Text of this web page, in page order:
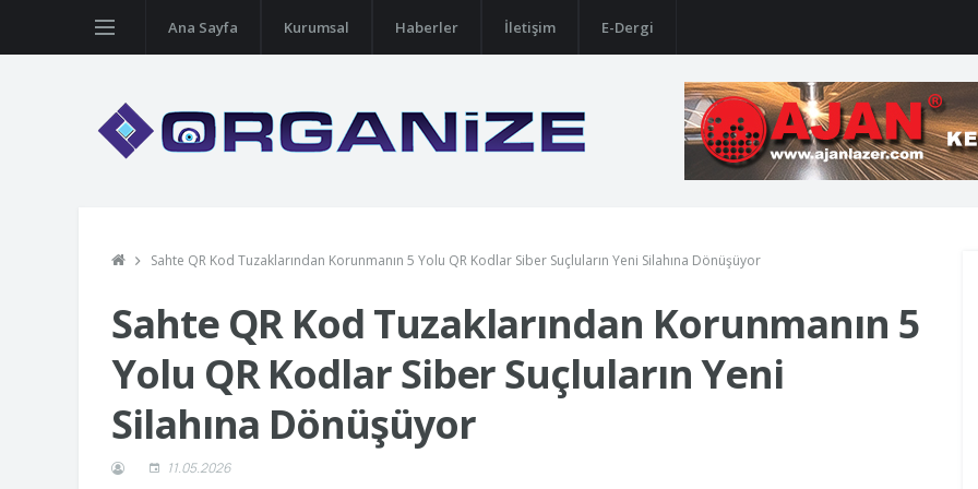
Ana Sayfa Kurumsal Haberler İletişim E-Dergi
Sahte QR Kod Tuzaklarından Korunmanın 5 Yolu QR Kodlar Siber Suçluların Yeni Silahına Dönüşüyor
Sahte QR Kod Tuzaklarından Korunmanın 5
Yolu QR Kodlar Siber Suçluların Yeni
Silahına Dönüşüyor
11.05.2026